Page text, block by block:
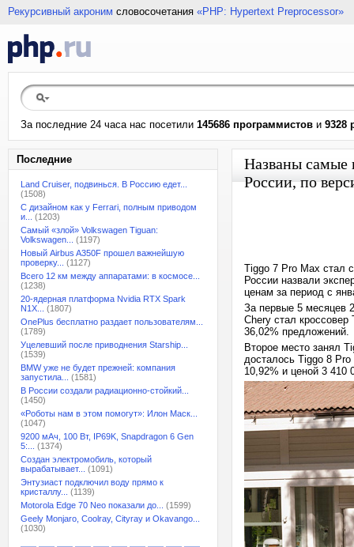
Рекурсивный акроним словосочетания «PHP: Hypertext Preprocessor»
За последние 24 часа нас посетили 145686 программистов и 9328
Последние
Land Cruiser, подвинься. В Россию едет...
(1508)
С дизайном как у Ferrari, полным приводом
и...
(1203)
Самый «злой» Volkswagen Tiguan:
Volkswagen...
(1197)
Новый Airbus A350F прошел важнейшую
проверку...
(1127)
Всего 12 км между аппаратами: в космосе...
(1238)
20-ядерная платформа Nvidia RTX Spark
N1X...
(1807)
OnePlus бесплатно раздает пользователям...
(1789)
Уцелевший после приводнения Starship...
(1539)
BMW уже не будет прежней: компания
запустила...
(1581)
В России создали радиационно-стойкий...
(1450)
«Роботы нам в этом помогут»: Илон Маск...
(1047)
9200 мАч, 100 Вт, IP69K, Snapdragon 6 Gen
5:...
(1374)
Создан электромобиль, который
вырабатывает...
(1091)
Энтузиаст подключил воду прямо к
кристаллу...
(1139)
Motorola Edge 70 Neo показали до...
(1599)
Geely Monjaro, Coolray, Cityray и Okavango...
(1030)
Названы самые
России, по
Tiggo 7 Pro Max стал
России назвали
ценам за период с
За первые 5 месяцев
Chery стал
36,02% предложений.
Второе место занял
досталось Tiggo 8
10,92% и ценой 3 410